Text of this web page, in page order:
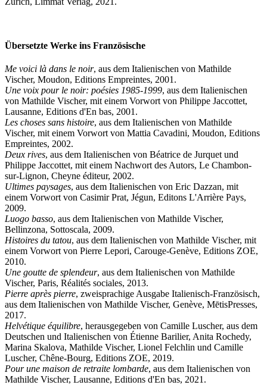
Übersetzte Werke ins Französische
Me voici là dans le noir, aus dem Italienischen von Mathilde
Vischer, Moudon, Editions Empreintes, 2001.
Une voix pour le noir: poésies 1985-1999, aus dem Italienischen
von Mathilde Vischer, mit einem Vorwort von Philippe Jaccottet,
Lausanne, Editions d'En bas, 2001.
Les choses sans histoire, aus dem Italienischen von Mathilde
Vischer, mit einem Vorwort von Mattia Cavadini, Moudon, Editions
Empreintes, 2002.
Deux rives, aus dem Italienischen von Béatrice de Jurquet und
Philippe Jaccottet, mit einem Nachwort des Autors, Le Chambon-
sur-Lignon, Cheyne éditeur, 2002.
Ultimes paysages, aus dem Italienischen von Eric Dazzan, mit
einem Vorwort von Casimir Prat, Jégun, Editons L'Arrière Pays,
2009.
Luogo basso, aus dem Italienischen von Mathilde Vischer,
Bellinzona, Sottoscala, 2009.
Histoires du tatou, aus dem Italienischen von Mathilde Vischer, mit
einem Vorwort von Pierre Lepori, Carouge-Genève, Editions ZOE,
2010.
Une goutte de splendeur, aus dem Italienischen von Mathilde
Vischer, Paris, Réalités sociales, 2013.
Pierre après pierre, zweisprachige Ausgabe Italienisch-Französisch,
aus dem Italienischen von Mathilde Vischer, Genève, MētisPresses,
2017.
Helvétique équilibre, herausgegeben von Camille Luscher, aus dem
Deutschen und Italienischen von Étienne Barilier, Anita Rochedy,
Marina Skalova, Mathilde Vischer, Lionel Felchlin und Camille
Luscher, Chêne-Bourg, Editions ZOE, 2019.
Pour une maison de retraite lombarde, aus dem Italienischen von
Mathilde Vischer, Lausanne, Editions d'En bas, 2021.